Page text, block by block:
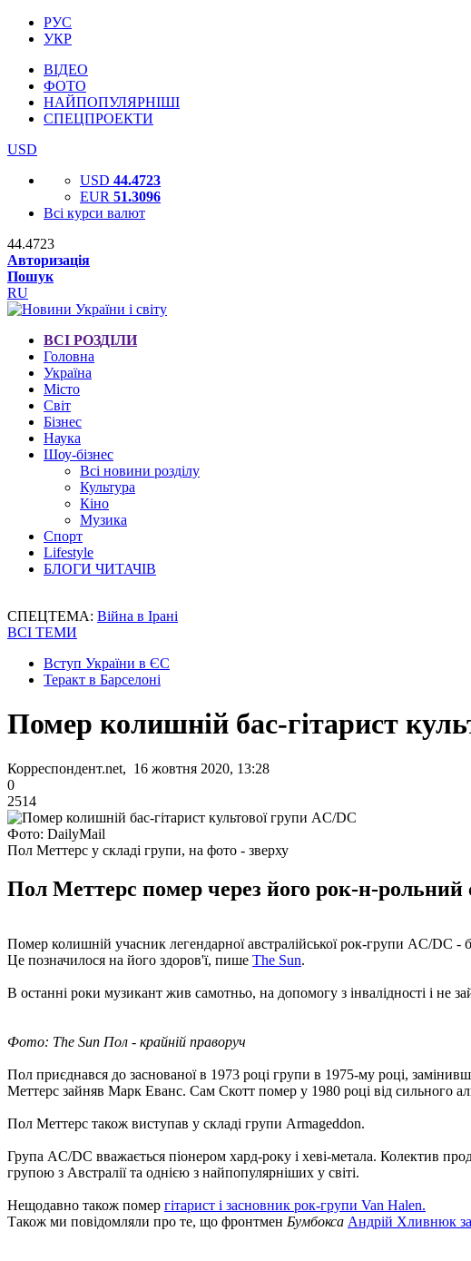
РУС
УКР
ВІДЕО
ФОТО
НАЙПОПУЛЯРНІШІ
СПЕЦПРОЕКТИ
USD
USD 44.4723
EUR 51.3096
Всі курси валют
44.4723
Авторизація
Пошук
RU
ВСІ РОЗДІЛИ
Головна
Україна
Місто
Світ
Бізнес
Наука
Шоу-бізнес
Всі новини розділу
Культура
Кіно
Музика
Спорт
Lifestyle
БЛОГИ ЧИТАЧІВ
СПЕЦТЕМА: Війна в Ірані
ВСІ ТЕМИ
Вступ України в ЄС
Теракт в Барселоні
Помер колишній бас-гітарист
Корреспондент.net, 16 жовтня 2020, 13:28
0
2514
Фото: DailyMail
Пол Меттерс у складі групи, на фото - зверху
Пол Меттерс помер через його рок-н-рольний
Помер колишній учасник легендарної австралійської рок-групи AC/DC
Це позначилося на його здоров'ї, пише The Sun.
В останні роки музикант жив самотньо, на допомогу з інвалідності і
Фото: The Sun Пол - крайній праворуч
Пол приєднався до заснованої в 1973 році групи в 1975-му році,
Меттерс зайняв Марк Еванс. Сам Скотт помер у 1980 році від сильного
Пол Меттерс також виступав у складі групи Armageddon.
Група AC/DC вважається піонером хард-року і хеві-метала. Колектив
групою з Австралії та однією з найпопулярніших у світі.
Нещодавно також помер гітарист і засновник рок-групи Van Halen.
Також ми повідомляли про те, що фронтмен Бумбокса Андрій Хливнюк